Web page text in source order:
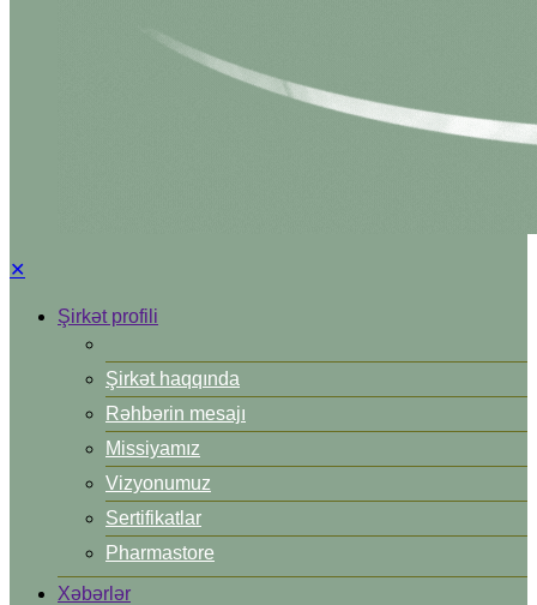
✕
Şirkət profili
Şirkət haqqında
Rəhbərin mesajı
Missiyamız
Vizyonumuz
Sertifikatlar
Pharmastore
Xəbərlər